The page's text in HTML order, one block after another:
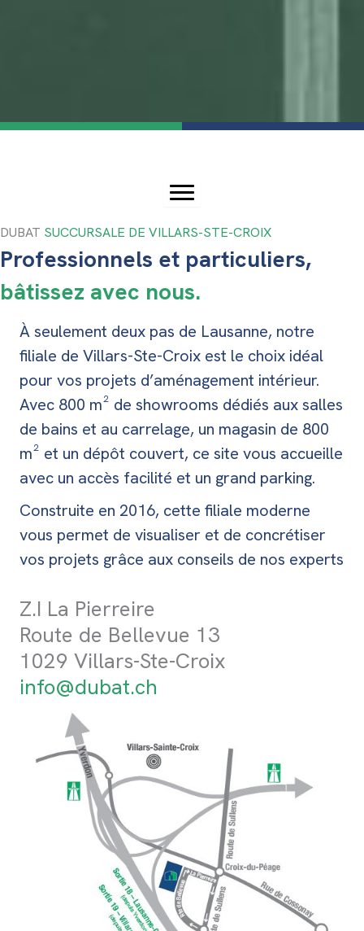
DUBAT SUCCURSALE DE VILLARS-STE-CROIX
Professionnels et particuliers,
bâtissez avec nous.
À seulement deux pas de Lausanne, notre
filiale de Villars-Ste-Croix est le choix idéal
pour vos projets d’aménagement intérieur.
Avec 800 m² de showrooms dédiés aux salles
de bains et au carrelage, un magasin de 800
m² et un dépôt couvert, ce site vous accueille
avec un accès facilité et un grand parking.
Construite en 2016, cette filiale moderne
vous permet de visualiser et de concrétiser
vos projets grâce aux conseils de nos experts
Z.I La Pierreire
Route de Bellevue 13
1029 Villars-Ste-Croix
info@dubat.ch